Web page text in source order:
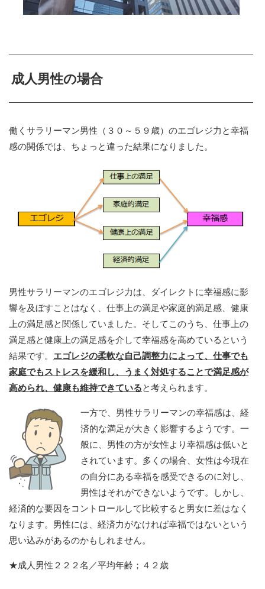
成人男性の場合
働くサラリーマン男性（３０～５９歳）のエゴレジ力と幸福
感の関係では、ちょっと違った結果になりました。
男性サラリーマンのエゴレジ力は、ダイレクトに幸福感に影
響を及ぼすことはなく、仕事上の満足や家庭的満足感、健康
上の満足感と関係していました。そしてこのうち、仕事上の
満足感と健康上の満足感を介して幸福感を高めているという
結果です。 エゴレジの柔軟な自己調整力によって、仕事でも
家庭でもストレスを緩和し、うまく対処することで満足感が
高められ、健康も維持できていると考えられます。
一方で、男性サラリーマンの幸福感は、経
済的な満足が大きく影響するようです。一
般に、男性の方が女性より幸福感は低いと
されています。多くの場合、女性は今現在
の自分にある幸福を感受できるのに対し、
男性はそれができないようです。しかし、
経済的な要因をコントロールして比較すると男女に差はなく
なります。男性には、経済力がなければ幸福ではないという
思い込みがあるのかもしれません。
★成人男性２２２名／平均年齢；４２歳